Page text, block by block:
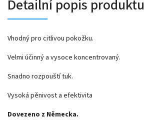
Detailní popis produktu
Vhodný pro citlivou pokožku.
Velmi účinný a vysoce koncentrovaný.
Snadno rozpouští tuk.
Vysoká pěnivost a efektivita
Dovezeno z Německa.